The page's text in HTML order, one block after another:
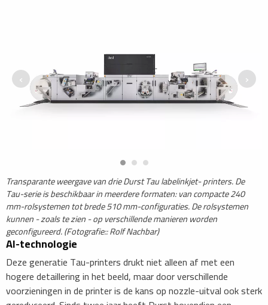
‹ ›
​Transparante weergave van drie Durst Tau labelinkjet- printers. De
Tau-serie is beschikbaar in meerdere formaten: van compacte 240
mm-rolsystemen tot brede 510 mm-configuraties. De rolsystemen
kunnen - zoals te zien - op verschillende manieren worden
geconfigureerd. (Fotografie:: Rolf Nachbar)
​AI-technologie
Deze generatie Tau-printers drukt niet alleen af met een
hogere detaillering in het beeld, maar door verschillende
voorzieningen in de printer is de kans op nozzle-uitval ook sterk